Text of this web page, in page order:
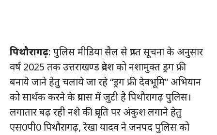
पिथौरागढ़: पुलिस मीडिया सैल से प्राप्त सूचना के अनुसार
वर्ष 2025 तक उत्तराखण्ड प्रदेश को नशामुक्त ड्रग फ्री
बनाये जाने हेतु चलाये जा रहे “ड्रग फ्री देवभूमि” अभियान
को सार्थक करने के प्रयास में जुटी है पिथौरागढ़ पुलिस।
लगातार बढ़ रही नशे की प्रवृति पर अंकुश लगाने हेतु
एस0पी0 पिथौरागढ़, रेखा यादव ने जनपद पुलिस को